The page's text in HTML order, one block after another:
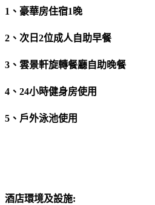
1、豪華房住宿1晚
2、次日2位成人自助早餐
3、雲景軒旋轉餐廳自助晚餐
4、24小時健身房使用
5、戶外泳池使用
酒店環境及設施: